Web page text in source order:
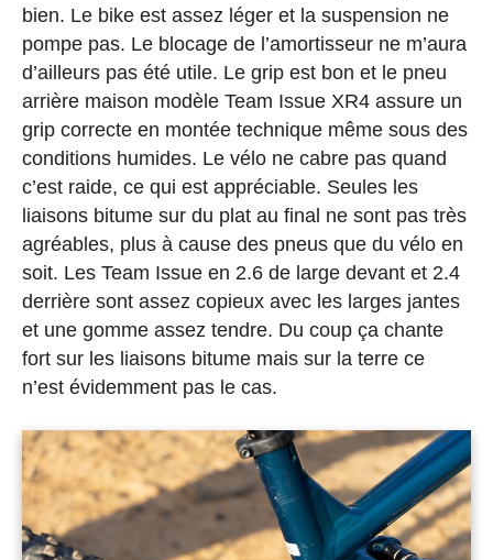
bien. Le bike est assez léger et la suspension ne
pompe pas. Le blocage de l’amortisseur ne m’aura
d’ailleurs pas été utile. Le grip est bon et le pneu
arrière maison modèle Team Issue XR4 assure un
grip correcte en montée technique même sous des
conditions humides. Le vélo ne cabre pas quand
c’est raide, ce qui est appréciable. Seules les
liaisons bitume sur du plat au final ne sont pas très
agréables, plus à cause des pneus que du vélo en
soit. Les Team Issue en 2.6 de large devant et 2.4
derrière sont assez copieux avec les larges jantes
et une gomme assez tendre. Du coup ça chante
fort sur les liaisons bitume mais sur la terre ce
n’est évidemment pas le cas.